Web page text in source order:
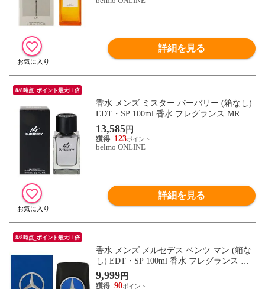
詳細を見る
8/8時点_ポイント最大11倍
香水 メンズ ミスター バーバリー (箱なし)
EDT・SP 100ml 香水 フレグランス MR. BU
RBERRY 新品 未使用
13,585円
123
belmo ONLINE
詳細を見る
8/8時点_ポイント最大11倍
香水 メンズ メルセデス ベンツ マン (箱な
し) EDT・SP 100ml 香水 フレグランス ME
RCEDES BENZ MAN 新品 未使用
9,999円
90